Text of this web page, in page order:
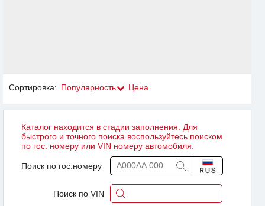
Сортировка: Популярность Цена
Каталог находится в стадии заполнения. Для
быстрого и точного поиска воспользуйтесь поиском
по гос. номеру или VIN номеру автомобиля.
Поиск по гос.номеру
Поиск по VIN